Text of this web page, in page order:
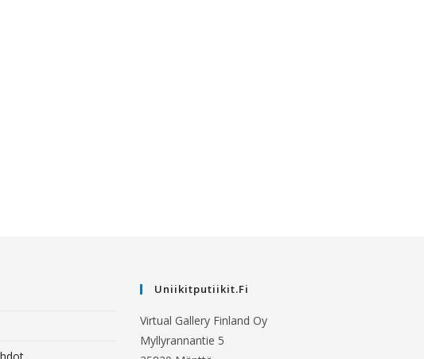
Uniikitputiikit.fi
Virtual Gallery Finland Oy
Myllyrannantie 5